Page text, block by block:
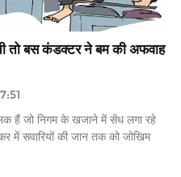
तो बस कंडक्टर ने बम की अफवाह
हैं जो निगम के खजाने में सेंध लगा रहे
में सवारियों की जान तक को जोखिम